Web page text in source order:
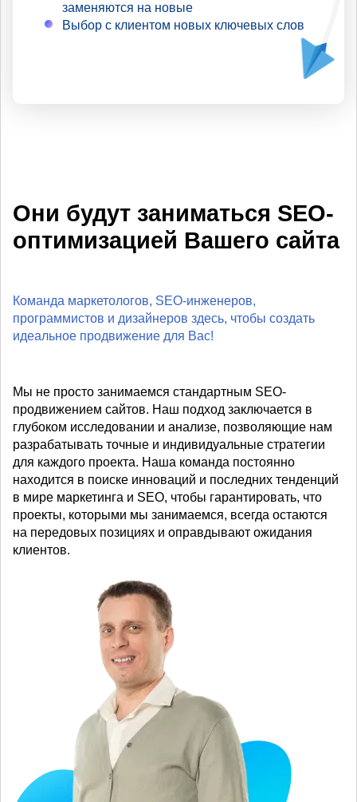
заменяются на новые
Выбор с клиентом новых ключевых слов
Они будут заниматься SEO-
оптимизацией Вашего сайта
Команда маркетологов, SEO-инженеров,
программистов и дизайнеров здесь, чтобы создать
идеальное продвижение для Вас!
Мы не просто занимаемся стандартным SEO-
продвижением сайтов. Наш подход заключается в
глубоком исследовании и анализе, позволяющие нам
разрабатывать точные и индивидуальные стратегии
для каждого проекта. Наша команда постоянно
находится в поиске инноваций и последних тенденций
в мире маркетинга и SEO, чтобы гарантировать, что
проекты, которыми мы занимаемся, всегда остаются
на передовых позициях и оправдывают ожидания
клиентов.